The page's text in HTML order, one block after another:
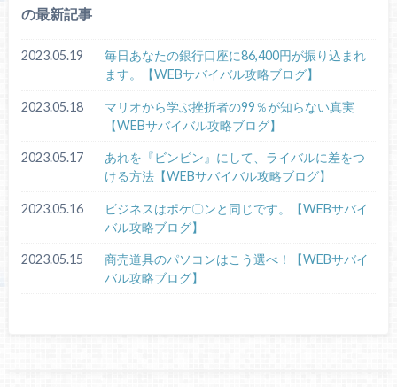
の最新記事
2023.05.19
毎日あなたの銀行口座に86,400円が振り込まれ
ます。【WEBサバイバル攻略ブログ】
2023.05.18
マリオから学ぶ挫折者の99％が知らない真実
【WEBサバイバル攻略ブログ】
2023.05.17
あれを『ビンビン』にして、ライバルに差をつ
ける方法【WEBサバイバル攻略ブログ】
2023.05.16
ビジネスはポケ〇ンと同じです。【WEBサバイ
バル攻略ブログ】
2023.05.15
商売道具のパソコンはこう選べ！【WEBサバイ
バル攻略ブログ】